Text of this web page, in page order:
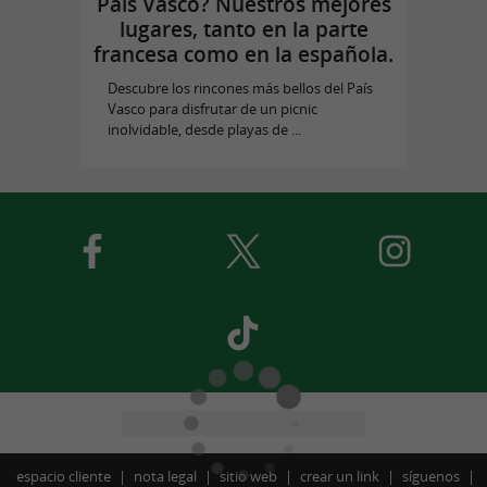
lugares, tanto en la parte
francesa como en la española.
Descubre los rincones más bellos del País
Vasco para disfrutar de un picnic
inolvidable, desde playas de ...
espacio cliente nota legal sitio web crear un link síguenos